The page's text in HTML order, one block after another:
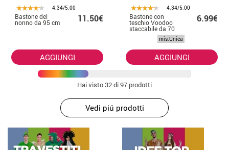
4.34/5.00
Bastone del
nonno da 95 cm 11.50€
AGGIUNGI
4.34/5.00
Bastone con
teschio Voodoo
staccabile da 70
6.99€
mis.Unica
AGGIUNGI
Hai visto32di 97 prodotti
Vedi piú prodotti